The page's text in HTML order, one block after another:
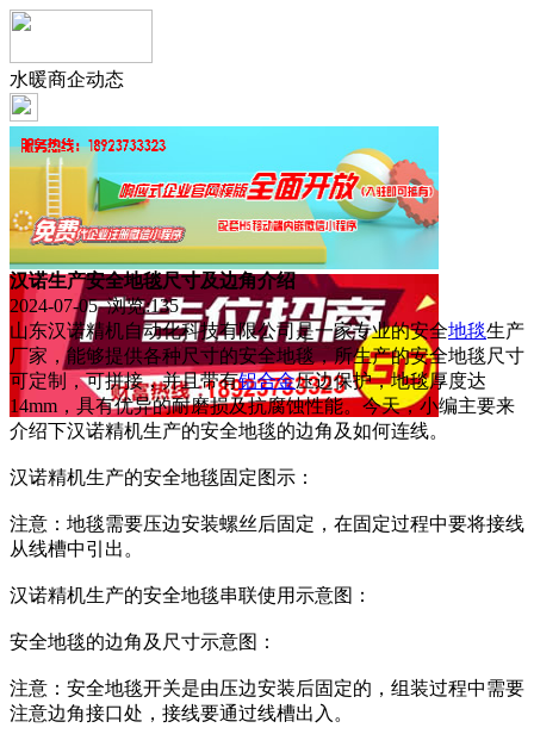
水暖商企动态
汉诺生产安全地毯尺寸及边角介绍
2024-07-05 浏览:135
山东汉诺精机自动化科技有限公司是一家专业的安全地毯生产
厂家，能够提供各种尺寸的安全地毯，所生产的安全地毯尺寸
可定制，可拼接，并且带有铝合金压边保护，地毯厚度达
14mm，具有优异的耐磨损及抗腐蚀性能。今天，小编主要来
介绍下汉诺精机生产的安全地毯的边角及如何连线。
汉诺精机生产的安全地毯固定图示：
注意：地毯需要压边安装螺丝后固定，在固定过程中要将接线
从线槽中引出。
汉诺精机生产的安全地毯串联使用示意图：
安全地毯的边角及尺寸示意图：
注意：安全地毯开关是由压边安装后固定的，组装过程中需要
注意边角接口处，接线要通过线槽出入。